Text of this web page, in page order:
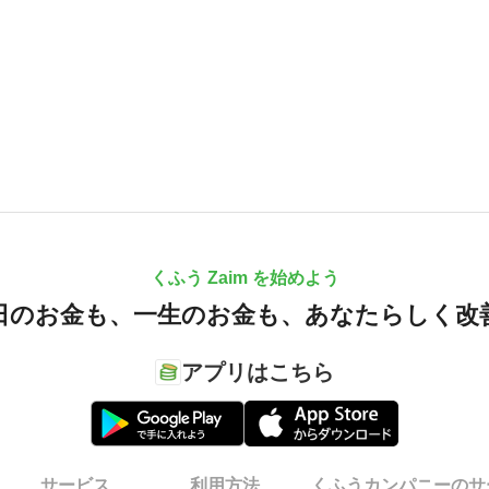
くふう Zaim を始めよう
のお金も、 一生のお金も、 あなたらしく改
アプリはこちら
サービス 利用方法 くふうカンパニーの